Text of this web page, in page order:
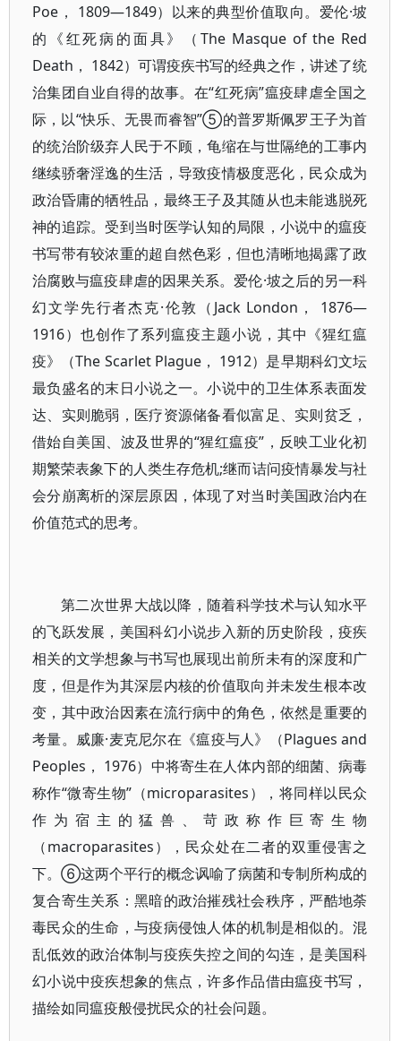
Poe， 1809—1849）以来的典型价值取向。爱伦·坡
的《红死病的面具》（The Masque of the Red
Death， 1842）可谓疫疾书写的经典之作，讲述了统
治集团自业自得的故事。在“红死病”瘟疫肆虐全国之
际，以“快乐、无畏而睿智”⑤的普罗斯佩罗王子为首
的统治阶级弃人民于不顾，龟缩在与世隔绝的工事内
继续骄奢淫逸的生活，导致疫情极度恶化，民众成为
政治昏庸的牺牲品，最终王子及其随从也未能逃脱死
神的追踪。受到当时医学认知的局限，小说中的瘟疫
书写带有较浓重的超自然色彩，但也清晰地揭露了政
治腐败与瘟疫肆虐的因果关系。爱伦·坡之后的另一科
幻文学先行者杰克·伦敦（Jack London， 1876—
1916）也创作了系列瘟疫主题小说，其中《猩红瘟
疫》（The Scarlet Plague， 1912）是早期科幻文坛
最负盛名的末日小说之一。小说中的卫生体系表面发
达、实则脆弱，医疗资源储备看似富足、实则贫乏，
借始自美国、波及世界的“猩红瘟疫”，反映工业化初
期繁荣表象下的人类生存危机;继而诘问疫情暴发与社
会分崩离析的深层原因，体现了对当时美国政治内在
价值范式的思考。
第二次世界大战以降，随着科学技术与认知水平
的飞跃发展，美国科幻小说步入新的历史阶段，疫疾
相关的文学想象与书写也展现出前所未有的深度和广
度，但是作为其深层内核的价值取向并未发生根本改
变，其中政治因素在流行病中的角色，依然是重要的
考量。威廉·麦克尼尔在《瘟疫与人》（Plagues and
Peoples， 1976）中将寄生在人体内部的细菌、病毒
称作“微寄生物”（microparasites），将同样以民众
作为宿主的猛兽、苛政称作巨寄生物
（macroparasites），民众处在二者的双重侵害之
下。⑥这两个平行的概念讽喻了病菌和专制所构成的
复合寄生关系：黑暗的政治摧残社会秩序，严酷地荼
毒民众的生命，与疫病侵蚀人体的机制是相似的。混
乱低效的政治体制与疫疾失控之间的勾连，是美国科
幻小说中疫疾想象的焦点，许多作品借由瘟疫书写，
描绘如同瘟疫般侵扰民众的社会问题。